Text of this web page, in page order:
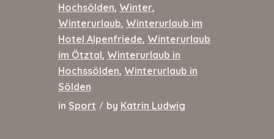
Hochsölden, Winter,
Winterurlaub, Winterurlaub im
Hotel Alpenfriede, Winterurlaub
im Ötztal, Winterurlaub in
Hochssölden, Winterurlaub in
Sölden
in Sport / by Katrin Ludwig